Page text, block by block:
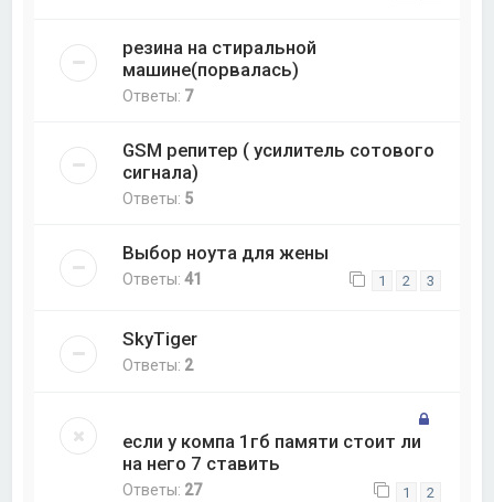
резина на стиральной
машине(порвалась)
Ответы: 7
GSM репитер ( усилитель сотового
сигнала)
Ответы: 5
Выбор ноута для жены
Ответы:41 1 2 3
SkyTiger
Ответы: 2
если у компа 1гб памяти стоит ли
на него 7 ставить
Ответы: 27 1 2